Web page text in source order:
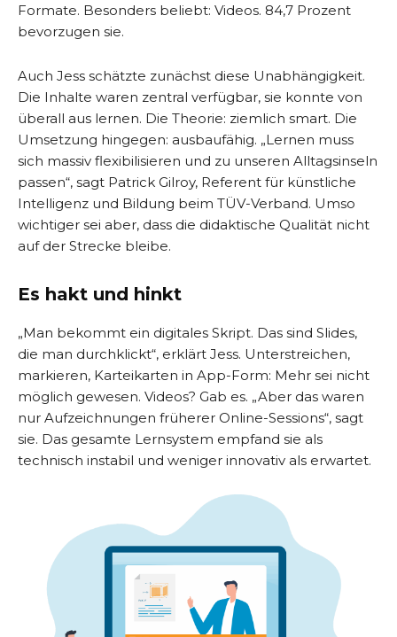
Formate. Besonders beliebt: Videos. 84,7 Prozent
bevorzugen sie.
Auch Jess schätzte zunächst diese Unabhängigkeit.
Die Inhalte waren zentral verfügbar, sie konnte von
überall aus lernen. Die Theorie: ziemlich smart. Die
Umsetzung hingegen: ausbaufähig. „Lernen muss
sich massiv flexibilisieren und zu unseren Alltagsinseln
passen“, sagt Patrick Gilroy, Referent für künstliche
Intelligenz und Bildung beim TÜV-Verband. Umso
wichtiger sei aber, dass die didaktische Qualität nicht
auf der Strecke bleibe.
Es hakt und hinkt
„Man bekommt ein digitales Skript. Das sind Slides,
die man durchklickt“, erklärt Jess. Unterstreichen,
markieren, Karteikarten in App-Form: Mehr sei nicht
möglich gewesen. Videos? Gab es. „Aber das waren
nur Aufzeichnungen früherer Online-Sessions“, sagt
sie. Das gesamte Lernsystem empfand sie als
technisch instabil und weniger innovativ als erwartet.